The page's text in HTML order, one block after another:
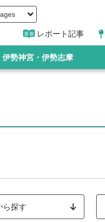
レポート記事
伊勢神宮・伊勢志摩
ら探す